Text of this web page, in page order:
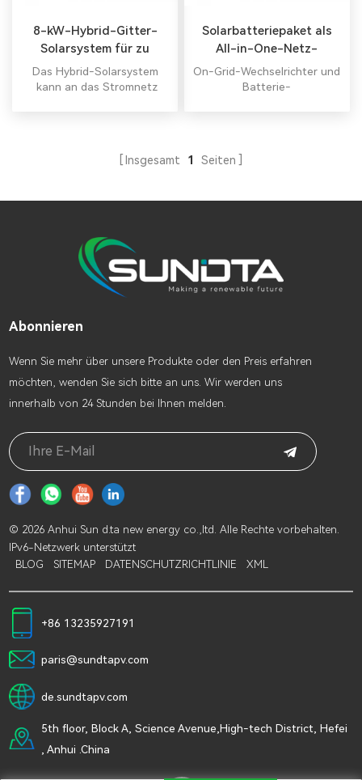
8-kW-Hybrid-Gitter-
Solarsystem für zu
Hause
Das Hybrid-Solarsystem
kann an das Stromnetz
werden. DasHybrid-
Montagesystem, Batterie
usw.
Solarbatteriepaket als
All-in-One-Netz-
Wechselrichtersystem
On-Grid-Wechselrichter und
Batterie-
Solarpanelsysteme.
Insgesamt 1 Seiten
Abonnieren
Wenn Sie mehr über unsere Produkte oder den Preis erfahren
möchten, wenden Sie sich bitte an uns. Wir werden uns
innerhalb von 24 Stunden bei Ihnen melden.
© 2026 Anhui Sun d.ta new energy co.,ltd. Alle Rechte vorbehalten.
IPv6-Netzwerk unterstützt
BLOG
SITEMAP DATENSCHUTZRICHTLINIE XML
+86 13235927191
paris@sundtapv.com
de.sundtapv.com
5th floor, Block A, Science Avenue,High-tech District, Hefei
, Anhui .China